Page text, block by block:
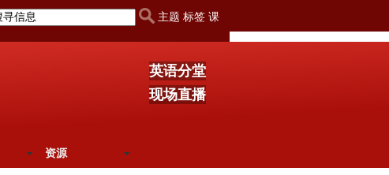
主题 标签 课
英语分堂
现场直播
资源